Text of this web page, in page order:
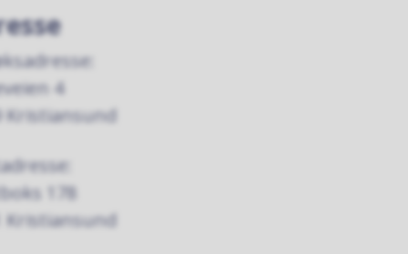
4
Kristiansund
178
Kristiansund